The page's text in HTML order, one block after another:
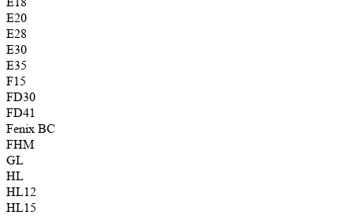
E20
E28
E30
E35
F15
FD30
FD41
Fenix BC
FHM
GL
HL
HL12
HL15